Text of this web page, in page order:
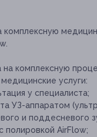
комплексную
на комплексную
услуги:
у специалиста;
УЗ-аппаратом
и поддесневого
полировкой AirFlow;